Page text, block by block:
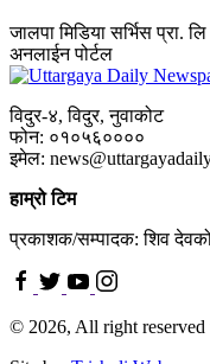
जालपा मिडिया सर्भिस प्रा.
अनलाईन पोर्टल
विदुर-४, विदुर, नुवाकोट
फोन: ०१०५६००००
इमेल:
हाम्रो टिम
प्रकाशक/सम्पादक: शिव
© 2026, All right